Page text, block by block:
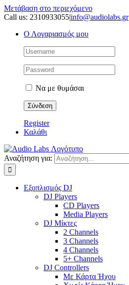
Μετάβαση στο περιεχόμενο
Call us: 2310933055|info@audiolabs.gr
Ο Λογαριασμός μου
Να με θυμάσαι
Register
Καλάθι
Αναζήτηση για:
Εξοπλισμός DJ
DJ Players
CD Players
Media Players
DJ Μίκτες
2 Channels
3 Channels
4 Channels
5+ Channels
DJ Controllers
Με Κάρτα Ήχου